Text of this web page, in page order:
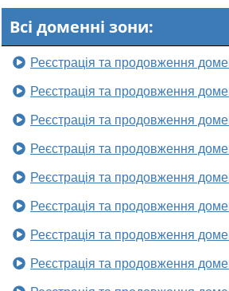
Всі доменні зони:
Реєстрація та продовження
Реєстрація та продовження
Реєстрація та продовження
Реєстрація та продовження
Реєстрація та продовження
Реєстрація та продовження
Реєстрація та продовження
Реєстрація та продовження